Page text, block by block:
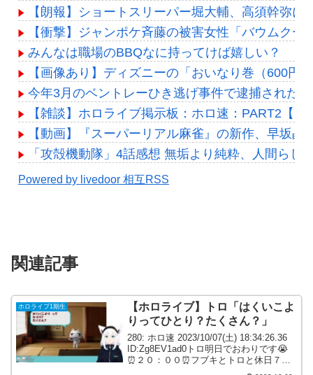
【朗報】ショートスリーパー堀大輔、高須幹弥に
【衝撃】ジャンポケ斉藤の被害女性「バウムク
みんなは職場のBBQなに持ってけば嬉しい？
【画像あり】ディズニーの「おいなり巻（600円
今年3月のベントレーひき逃げ事件で逮捕された
【雑談】ホロライブ掲示板：ホロ速：PART2【配
【動画】『スーパーリアル麻雀』の新作、早坂
「攻殻機動隊」4話感想 無垢より純粋、人間ら
Powered by livedoor 相互RSS
関連記事
ホロライブ1期生
【ホロライブ】トロ「はくいこよ
りってひとり？たくさん？」
280: ホロ速 2023/10/07(土) 18:34:26.36
ID:Zg8EV1ad0トロ明日でおわりです😭
⏰２０：００⏰フブキとトロと休日７日
目のトロ(^・ω・^§)ﾉそろそろトロとの休